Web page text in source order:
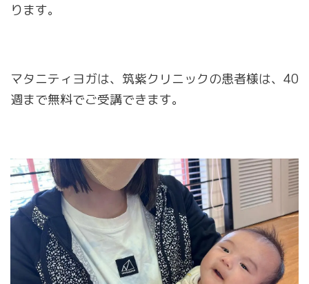
ります。
マタニティヨガは、筑紫クリニックの患者様は、40
週まで無料でご受講できます。